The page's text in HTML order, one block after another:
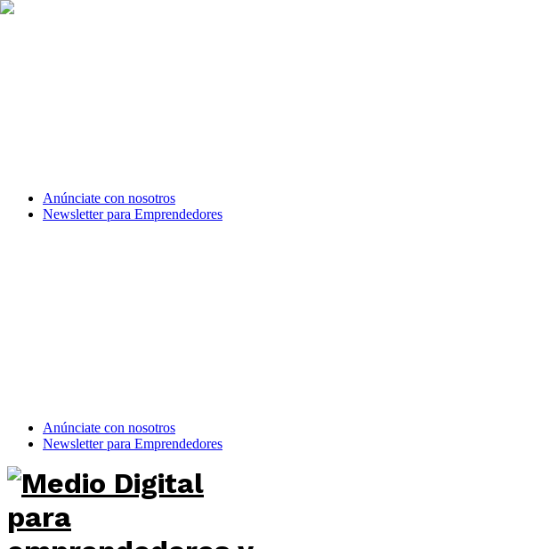
Anúnciate con nosotros
Newsletter para Emprendedores
Anúnciate con nosotros
Newsletter para Emprendedores